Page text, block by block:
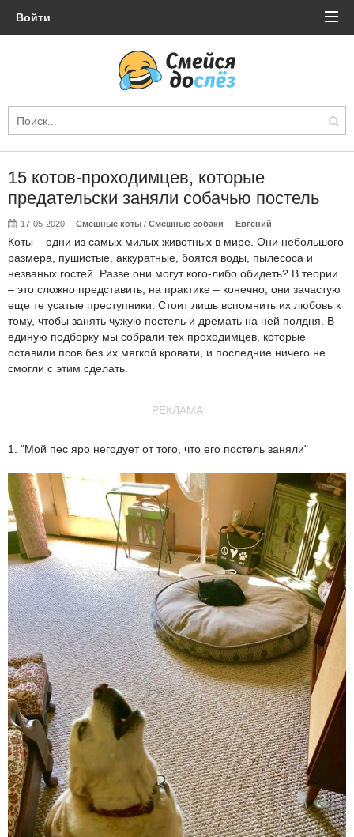
Войти
15 котов-проходимцев, которые
предательски заняли собачью постель
17-05-2020 Смешные коты /Смешные собаки Евгений
Коты – одни из самых милых животных в мире. Они небольшого
размера, пушистые, аккуратные, боятся воды, пылесоса и
незваных гостей. Разве они могут кого-либо обидеть? В теории
– это сложно представить, на практике – конечно, они зачастую
еще те усатые преступники. Стоит лишь вспомнить их любовь к
тому, чтобы занять чужую постель и дремать на ней полдня. В
единую подборку мы собрали тех проходимцев, которые
оставили псов без их мягкой кровати, и последние ничего не
смогли с этим сделать.
РЕКЛАМА
1. "Мой пес яро негодует от того, что его постель заняли"